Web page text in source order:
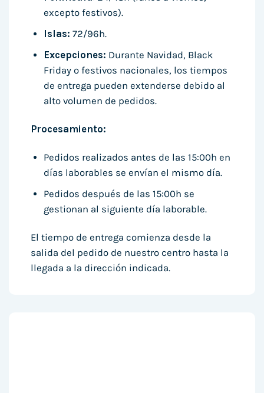
excepto festivos).
Islas: 72/96h.
Excepciones: Durante Navidad, Black
Friday o festivos nacionales, los tiempos
de entrega pueden extenderse debido al
alto volumen de pedidos.
Procesamiento:
Pedidos realizados antes de las 15:00h en
días laborables se envían el mismo día.
Pedidos después de las 15:00h se
gestionan al siguiente día laborable.
El tiempo de entrega comienza desde la
salida del pedido de nuestro centro hasta la
llegada a la dirección indicada.